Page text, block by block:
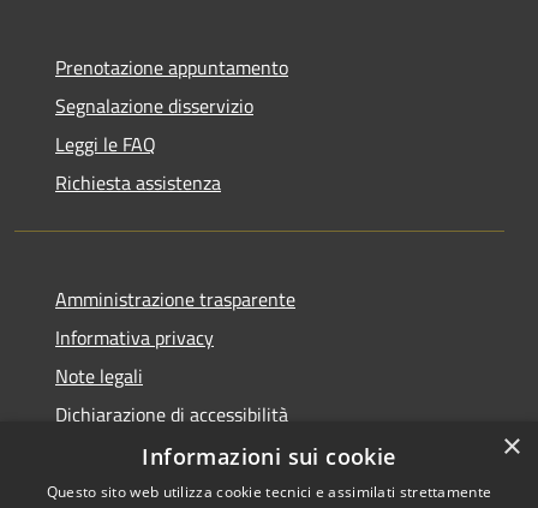
Prenotazione appuntamento
Segnalazione disservizio
Leggi le FAQ
Richiesta assistenza
Amministrazione trasparente
Informativa privacy
Note legali
Dichiarazione di accessibilità
×
Informazioni sui cookie
Questo sito web utilizza cookie tecnici e assimilati strettamente